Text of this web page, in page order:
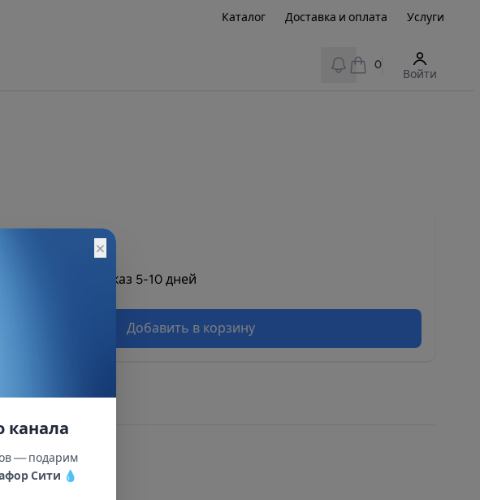
Каталог Доставка и оплата Услуги
View notifications
0
Войти
склад: Под заказ 5-10 дней
Добавить в корзину
×
канала
— подарим
Сити 💧